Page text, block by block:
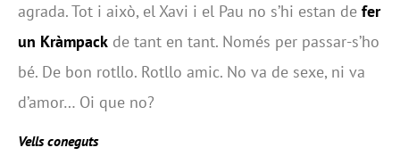
agrada. Tot i això, el Xavi i el Pau no s’hi estan de fer
un Kràmpack de tant en tant. Només per passar-s’ho
bé. De bon rotllo. Rotllo amic. No va de sexe, ni va
d’amor… Oi que no?
Vells coneguts